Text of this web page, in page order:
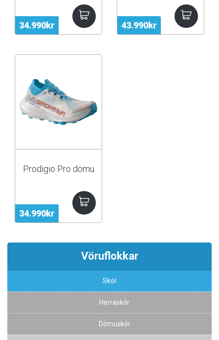
34.990kr 43.990kr
34.990kr
Prodigio Pro dömu
Vöruflokkar
Skór
Herraskór
Dömuskór